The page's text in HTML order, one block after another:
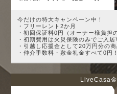
今だけの特大キャンペーン中！
・フリーレント2か月
・初回保証料0円（オーナー様負担
・初期費用は火災保険のみでご入居
・引越し応援金として20万円分の
・仲介手数料・敷金礼金すべて0円
LiveCasa